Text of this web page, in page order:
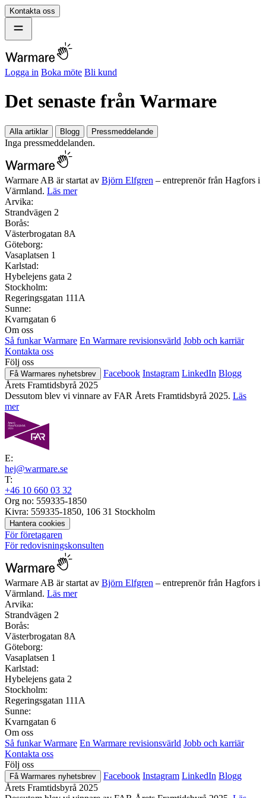
Kontakta oss
Logga in Boka möte Bli kund
Det senaste från Warmare
Alla artiklar Blogg Pressmeddelande
Inga pressmeddelanden.
Warmare AB är startat av Björn Elfgren – entreprenör från Hagfors i
Värmland. Läs mer
Arvika:
Strandvägen 2
Borås:
Västerbrogatan 8A
Göteborg:
Vasaplatsen 1
Karlstad:
Hybelejens gata 2
Stockholm:
Regeringsgatan 111A
Sunne:
Kvarngatan 6
Om oss
Så funkar Warmare En Warmare revisionsvärld Jobb och karriär
Kontakta oss
Följ oss
Få Warmares nyhetsbrev Facebook Instagram LinkedIn Blogg
Årets Framtidsbyrå 2025
Dessutom blev vi vinnare av FAR Årets Framtidsbyrå 2025. Läs
mer
E:
hej@warmare.se
T:
+46 10 660 03 32
Org no: 559335-1850
Kivra: 559335-1850, 106 31 Stockholm
Hantera cookies
För företagaren
För redovisningskonsulten
Warmare AB är startat av Björn Elfgren – entreprenör från Hagfors i
Värmland. Läs mer
Arvika:
Strandvägen 2
Borås:
Västerbrogatan 8A
Göteborg:
Vasaplatsen 1
Karlstad:
Hybelejens gata 2
Stockholm:
Regeringsgatan 111A
Sunne:
Kvarngatan 6
Om oss
Så funkar Warmare En Warmare revisionsvärld Jobb och karriär
Kontakta oss
Följ oss
Få Warmares nyhetsbrev Facebook Instagram LinkedIn Blogg
Årets Framtidsbyrå 2025